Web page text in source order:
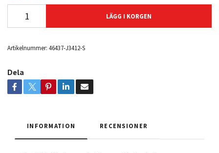
LÄGG I KORGEN
Artikelnummer: 46437-J3412-S
Dela
INFORMATION RECENSIONER